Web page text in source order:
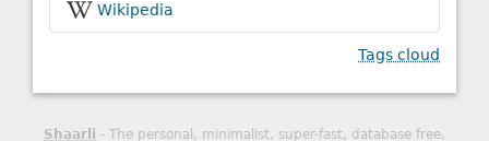
Wikipedia
Tags cloud
Shaarli - The personal, minimalist, super-fast, database free,